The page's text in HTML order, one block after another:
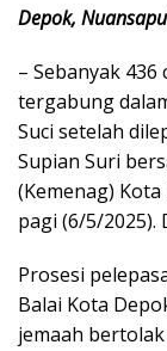
Depok,
– Sebanyak
tergabung
Suci setelah
Supian Suri
(Kemenag)
pagi (6/5/2025).
Prosesi
Balai Kota
jemaah bertolak